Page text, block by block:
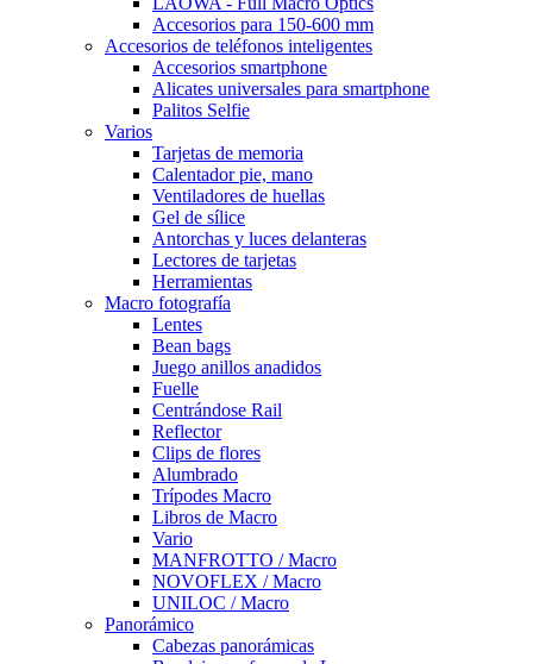
Accesorios para 150-600 mm
Accesorios de teléfonos inteligentes
Accesorios smartphone
Alicates universales para smartphone
Palitos Selfie
Varios
Tarjetas de memoria
Calentador pie, mano
Ventiladores de huellas
Gel de sílice
Antorchas y luces delanteras
Lectores de tarjetas
Herramientas
Macro fotografía
Lentes
Bean bags
Juego anillos anadidos
Fuelle
Centrándose Rail
Reflector
Clips de flores
Alumbrado
Trípodes Macro
Libros de Macro
Vario
MANFROTTO / Macro
NOVOFLEX / Macro
UNILOC / Macro
Panorámico
Cabezas panorámicas